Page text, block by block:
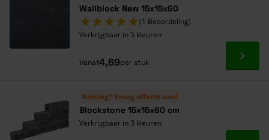
Wallblock New 15x15x60
(1 Beoordeling)
Verkrijgbaar in 5 kleuren
Vanaf4,69per stuk Ga
Korting? Vraag offerte aan!
Blockstone 15x15x60 cm
Verkrijgbaar in 3 kleuren